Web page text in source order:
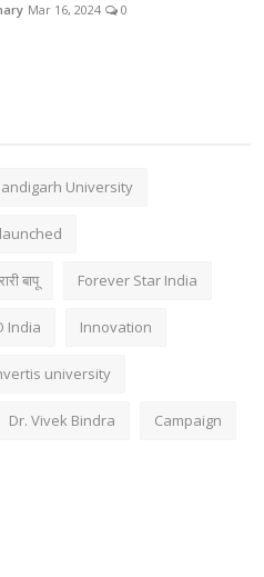
Mar 16, 2024 0
University
launched
बापू Forever Star India
India Innovation
university
Dr. Vivek Bindra Campaign